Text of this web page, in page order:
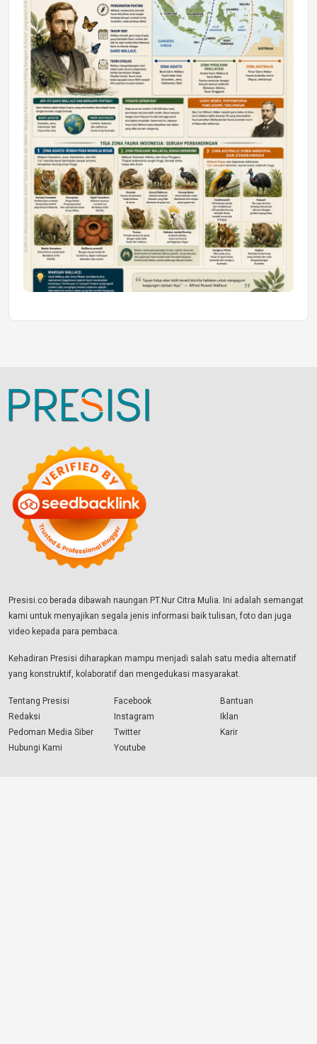
Astra Motor Kalimantan Timur 2 Dukung
Mahasiswa Samarinda dalam Astra
Honda SDGs Future Leaders 2026
Jumat, 10 Jul 2026 19:01
Presisi.co berada dibawah naungan PT.Nur Citra Mulia. Ini adalah semangat
kami untuk menyajikan segala jenis informasi baik tulisan, foto dan juga
video kepada para pembaca.
Kehadiran Presisi diharapkan mampu menjadi salah satu media alternatif
yang konstruktif, kolaboratif dan mengedukasi masyarakat.
Tentang Presisi
Redaksi
Pedoman Media Siber
Hubungi Kami
Facebook
Instagram
Twitter
Youtube
Bantuan
Iklan
Karir